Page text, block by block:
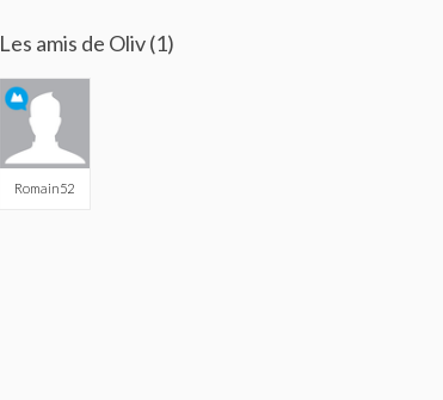
Les amis de Oliv (1)
Romain52